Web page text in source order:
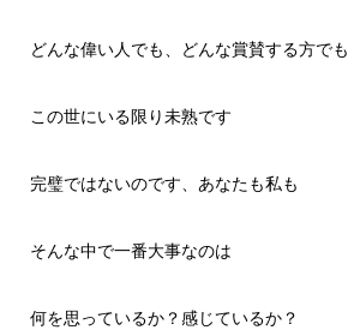
どんな偉い人でも、どんな賞賛する方でも
この世にいる限り未熟です
完璧ではないのです、あなたも私も
そんな中で一番大事なのは
何を思っているか？感じているか？